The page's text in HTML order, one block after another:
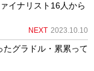
イナリスト16人から
NEXT 2023.10.10
たグラドル・累累って